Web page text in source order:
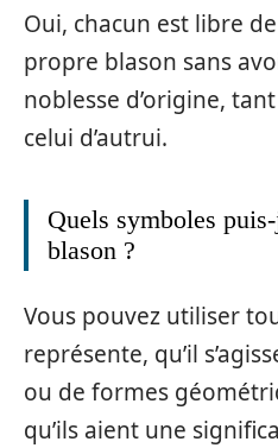
Oui, chacun est libre
propre blason sans
noblesse d’origine,
celui d’autrui.
Quels symboles
blason ?
Vous pouvez utiliser
représente, qu’il
ou de formes
qu’ils aient une